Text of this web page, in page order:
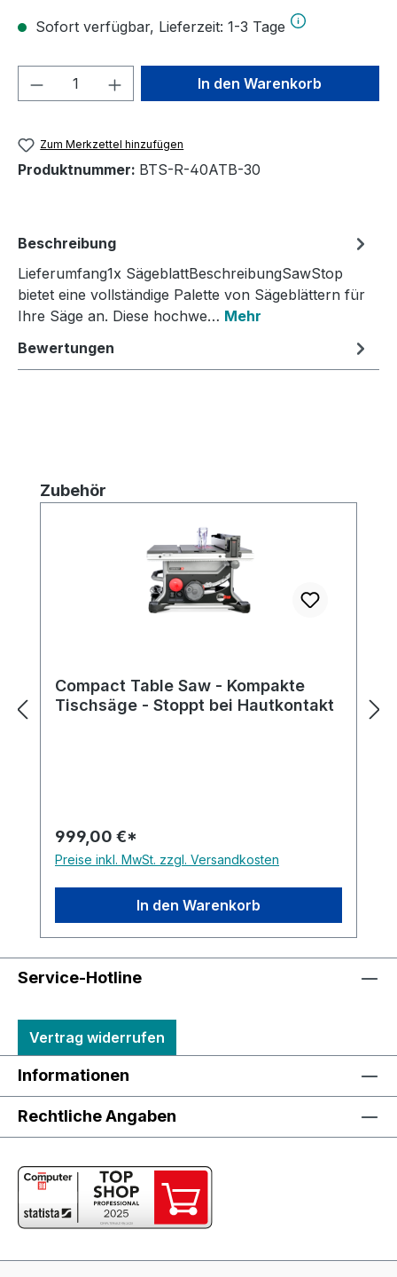
Sofort verfügbar, Lieferzeit: 1-3 Tage
Produkt Anzahl: Gib denIn den Warenkorb
Zum Merkzettel hinzufügen
Produktnummer: BTS-R-40ATB-30
Beschreibung
Lieferumfang1x SägeblattBeschreibungSawStop
bietet eine vollständige Palette von Sägeblättern für
Ihre Säge an. Diese hochwe… Mehr
Bewertungen
Produktgalerie überspringen
Zubehör
Compact Table Saw - Kompakte
Tischsäge - Stoppt bei Hautkontakt
999,00 €*
Preise inkl. MwSt. zzgl. Versandkosten
In den Warenkorb
Service-Hotline
Vertrag widerrufen
Informationen
Rechtliche Angaben